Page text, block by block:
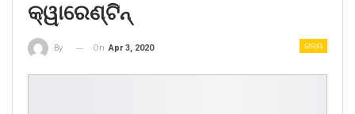
କ୍ୱାରେଣ୍ଟିନ୍
ରାଜ୍ୟ
By On Apr 3, 2020